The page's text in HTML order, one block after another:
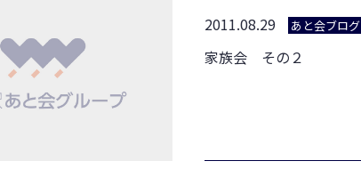
2011.08.29 あと会ブログ
家族会 その２